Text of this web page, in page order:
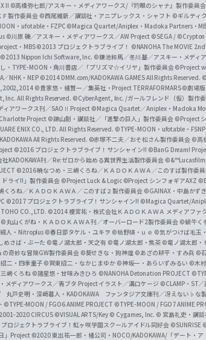
O
f
f
i
c
i
a
l
C
h
a
n
n
e
l
II ©高橋弥七郎/アスキー・メディアワークス/『灼眼のシャナ』製作委員会
製作委員会 ©西尾維新／講談社・アニプレックス・シャフト ©ギルティ
・ufotable・FZPC ©Magica Quartet/Aniplex・Madoka Partners・
©川原 礫／アスキー・メディアワークス／AW Project ©SEGA /
・MBS ©2013 プロジェクトラブライブ！ ©NANOHA The MOVIE 2nd
©2013 Nippon Ichi Software, Inc. ©鎌池和馬／冬川基／アスキー・メディ
・TYPE-MOON・角川書店／「プリズマ☆イリヤ」製作委員会©Project
／NHK・NEP ©2014 DMM.com/KADOKAWA GAMES All Rights Reserved.
©貴家悠・橘賢一／集英社・Project TERRAFORMARS©劇場版
Inc. All Rights Reserved. ©CyberAgent, Inc. /ガールフレンド（仮）製作
アワークス刊／SAOⅡ Project ©Magica Quartet／Aniplex・Madoka
Project ©諫山創・講談社／「進撃の巨人」製作委員会 ©Project
ENIX CO., LTD. All Rights Reserved. ©TYPE-MOON・ufotable・
All Rights Reserved. ©赤塚不二夫／おそ松さん製作委員会 ©高
©2016 プロジェクトラブライブ！サンシャイン!! ©BanG Dream!
KADOKAWA刊／Re:ゼロから始める異世界生活製作委員会 ©&™Lucasfilm
©2016 暁なつめ・三嶋くろね／ＫＡＤＯＫＡＷＡ／このすば製作委
ライ!!」製作委員会 ©Project Luck & Logic ©Project シンフォギアAXZ
くろね／ＫＡＤＯＫＡＷＡ／このすば２製作委員会 ©GAINAX・中島かず
©2017 プロジェクトラブライブ！サンシャイン!! ©Magica Quartet/
CO., LTD. ©2014 榎宮祐・株式会社ＫＡＤＯＫＡＷＡ メディアファ
©丸山くがね・ＫＡＤＯＫＡＷＡ刊／オーバーロード2製作委員会 ©蝸牛く
人・Nitroplus ©春日部タケル・ユキヲ ©枯野瑛・ｕｅ ©気がつけば毛玉
めさば・ぶーた ©竜ノ湖太郎・天之有 ©竜ノ湖太郎・焦茶 ©竜ノ湖太郎・
の奇妙な冒険GW製作委員会 ©葵せきな・狗神煌 ©あざの耕平・すみ兵 ©
二・四季童子 ©賀東招二・なかじまゆか ©神坂一・あらいずみるい ©木
嶋くろね ©諸星悠・甘味みきひろ ©NANOHA Detonation PROJECT
ディアワークス／青ブタ Project イラスト／溝口ケージ ©CLAMP・ST／
戸史明・深崎暮人・KADOKAWA ファンタジア文庫刊／冴えない♭な
©TYPE-MOON / FGO6 ANIME PROJECT ©TYPE-MOON / FGO7 ANIME
2020 CIRCUS ©VISUAL ARTS/Key © Cygames, Inc. © 宮島礼吏・講
ロジェクトラブライブ！虹ヶ咲学園スクールアイドル同好会 ©SUNRISE
」Project ©2020 東出祐一郎・橘公司・NOCO/KADOKAWA/「デート・ア